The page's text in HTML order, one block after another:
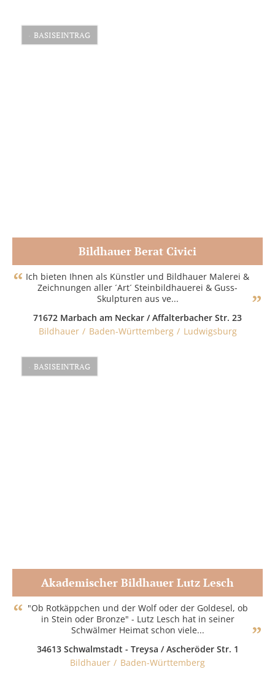
BASISEINTRAG
Bildhauer Berat Civici
Ich bieten Ihnen als Künstler und Bildhauer Malerei &
Zeichnungen aller ´Art´ Steinbildhauerei & Guss-
Skulpturen aus ve...
71672 Marbach am Neckar / Affalterbacher Str. 23
Bildhauer
Baden-Württemberg Ludwigsburg
BASISEINTRAG
Akademischer Bildhauer Lutz Lesch
"Ob Rotkäppchen und der Wolf oder der Goldesel, ob
in Stein oder Bronze" - Lutz Lesch hat in seiner
Schwälmer Heimat schon viele...
34613 Schwalmstadt - Treysa / Ascheröder Str. 1
Bildhauer
Baden-Württemberg